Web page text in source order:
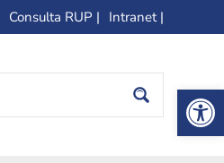
Consulta RUP | Intranet |